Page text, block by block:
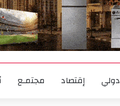
دولي إقتصاد مجتمـع